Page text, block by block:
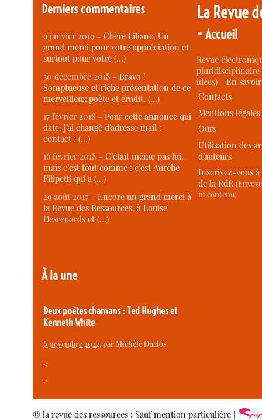
Derniers commentaires
9 janvier 2019 –Chère Liliane, Un
grand merci pour votre appréciation et
surtout pour votre (…)
30 décembre 2018 –Bravo !
Somptueuse et riche présentation de ce
merveilleux poète et érudit. (…)
17 février 2018 –Pour cette annonce qui
date, j’ai changé d’adresse mail :
contact : (…)
16 février 2018 –C’était même pas lui,
mais c’est tout comme : c’est Aurélie
Filipetti qui a (…)
29 août 2017 –Encore un grand merci à
la Revue des Ressources, à Louise
Desrenards et (…)
À la une
Deux poètes chamans : Ted Hughes et
Kenneth White
6 novembre 2022, parMichèle Duclos
<
>
La Revue
-Accueil
Revue
idées) -En
Contacts
Mentions légales
Ours
Utilisation des
d’auteurs
Inscrivez-vous
de la RdR
ni contenu)
© la revue des ressources : Sauf mention particulière |